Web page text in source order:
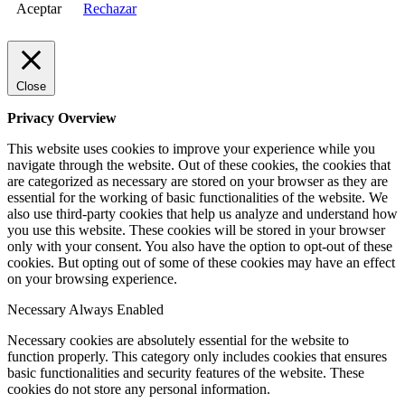
Aceptar Rechazar
Close
Privacy Overview
This website uses cookies to improve your experience while you
navigate through the website. Out of these cookies, the cookies that
are categorized as necessary are stored on your browser as they are
essential for the working of basic functionalities of the website. We
also use third-party cookies that help us analyze and understand how
you use this website. These cookies will be stored in your browser
only with your consent. You also have the option to opt-out of these
cookies. But opting out of some of these cookies may have an effect
on your browsing experience.
NecessaryAlways Enabled
Necessary cookies are absolutely essential for the website to
function properly. This category only includes cookies that ensures
basic functionalities and security features of the website. These
cookies do not store any personal information.